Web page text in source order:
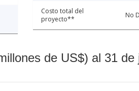
Costo total del
proyecto**
No
de US$) al 31 de